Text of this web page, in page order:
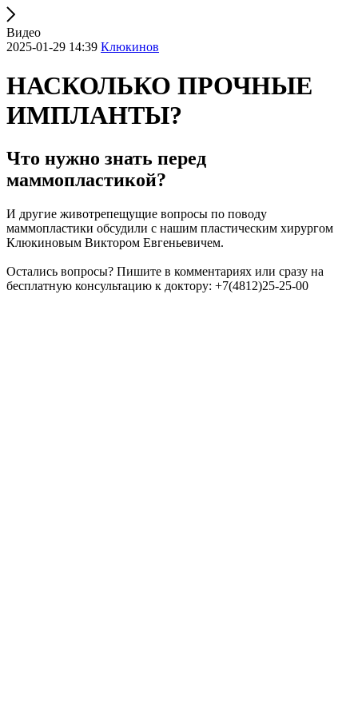
Видео
2025-01-29 14:39 Клюкинов
НАСКОЛЬКО ПРОЧНЫЕ
ИМПЛАНТЫ?
Что нужно знать перед
маммопластикой?
И другие животрепещущие вопросы по поводу
маммопластики обсудили с нашим пластическим хирургом
Клюкиновым Виктором Евгеньевичем.
Остались вопросы? Пишите в комментариях или сразу на
бесплатную консультацию к доктору: +7(4812)25-25-00